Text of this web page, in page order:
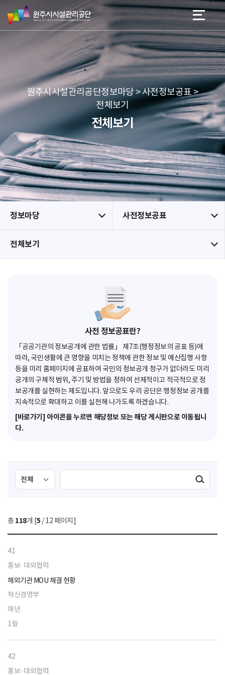
네
본문 바로가기
메뉴 바로가기
원
주
시
리
공
단
원주시시설관리공단정보마당 > 사전정보공표 >
전체보기
전체보기
정보마당 사전정보공표
전체보기
사전 정보공표란?
「공공기관의 정보공개에 관한 법률」 제7조(행정정보의 공표 등)에
따라, 국민생활에 큰 영향을 미치는 정책에 관한 정보 및 예산집행 사항
등을 미리 홈페이지에 공표하여 국민의 정보공개 청구가 없더라도 미리
공개의 구체적 범위, 주기 및 방법을 정하여 선제적이고 적극적으로 정
보공개를 실현하는 제도입니다. 앞으로도 우리 공단은 행정정보 공개를
지속적으로 확대하고 이를 실천해 나가도록 하겠습니다.
[바로가기] 아이콘을 누르면 해당정보 또는 해당 게시판으로 이동됩니
다.
검
색
선
택
색
검색실행
총 118개 [5 / 12 페이지]
41
홍보·대외협력
해외기관 MOU 체결 현황
혁신경영부
매년
1월
42
홍보·대외협력